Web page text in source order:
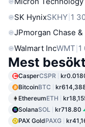
SK HynixSKHY 1
JPmorgan Chase &
Walmart IncWMT 1
Mest
CasperCSPR
BitcoinBTC
EthereumETH
SolanaSOL kr718.80
PAX GoldPAXG